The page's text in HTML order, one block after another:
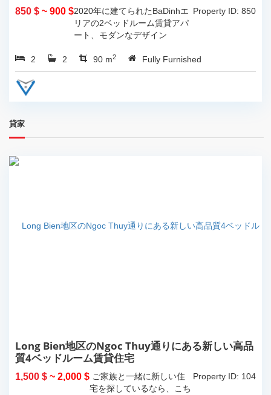
850 $ ~ 900 $ Property ID: 850
2020年に建てられたBaDinhエ
リアの2ベッドルーム賃貸アパ
ート、モダンなデザイン
2 2 90 m2 Fully Furnished
貸家
Long Bien地区のNgoc Thuy通りにある新しい高品
質4ベッドルーム賃貸住宅
1,500 $ ~ 2,000 $ Property ID: 104
ご家族と一緒に新しい住
宅を探しているなら、こち